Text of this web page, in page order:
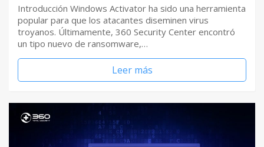
Introducción Windows Activator ha sido una herramienta
popular para que los atacantes diseminen virus
troyanos. Últimamente, 360 Security Center encontró
un tipo nuevo de ransomware,…
Leer más